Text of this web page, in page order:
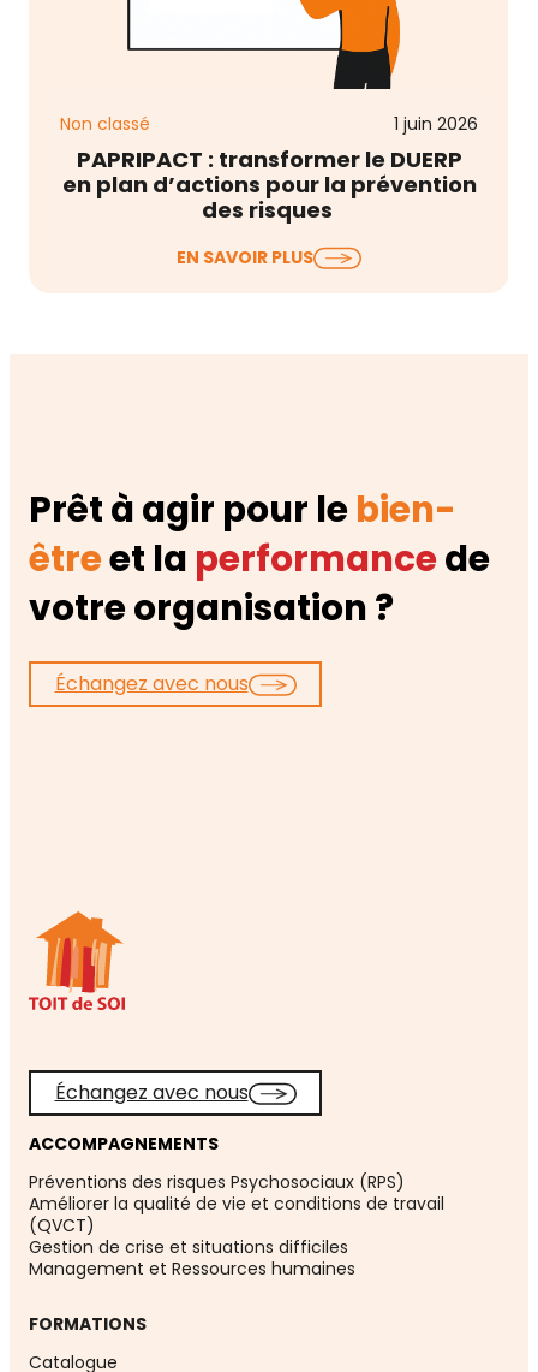
Non classé 1 juin 2026
PAPRIPACT : transformer le DUERP
en plan d’actions pour la prévention
des risques
Le Document Unique d’Évaluation des Risques
Professionnels (DUERP) est à jour, les risques sont
listés,…
EN SAVOIR PLUS
Prêt à agir pour lebien-
êtreet la performancede
votre organisation ?
Échangez avec nous
Échangez avec nous
ACCOMPAGNEMENTS
Préventions des risques Psychosociaux (RPS)
Améliorer la qualité de vie et conditions de travail
(QVCT)
Gestion de crise et situations difficiles
Management et Ressources humaines
FORMATIONS
Catalogue